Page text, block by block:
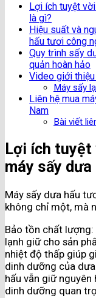
Lợi ích tuyệt
là gì?
Hiệu suất và
hấu tươi công
Quy trình sấy
quản hoàn hảo
Video giới
Máy sấy
Liên hệ mua
Nam
Bài viết
Lợi ích tuyệt
máy sấy
Máy sấy dưa hấu
không chỉ một, mà
Bảo tồn chất
lạnh giữ cho sản
nhiệt độ thấp giúp
dinh dưỡng của dưa
hấu vẫn giữ
dinh dưỡng quan